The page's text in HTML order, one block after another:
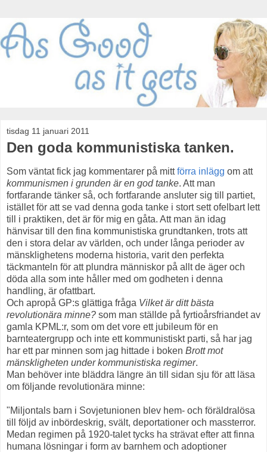
tisdag 11 januari 2011
Den goda kommunistiska tanken.
Som väntat fick jag kommentarer på mittförra inlägg om att
kommunismen i grunden är en god tanke. Att man
fortfarande tänker så, och fortfarande ansluter sig till partiet,
istället för att se vad denna goda tanke i stort sett ofelbart lett
till i praktiken, det är för mig en gåta. Att man än idag
hänvisar till den fina kommunistiska grundtanken, trots att
den i stora delar av världen, och under långa perioder av
mänsklighetens moderna historia, varit den perfekta
täckmanteln för att plundra människor på allt de äger och
döda alla som inte håller med om godheten i denna
handling, är ofattbart.
Och apropå GP:s glättiga fråga Vilket är ditt bästa
revolutionära minne? som man ställde på fyrtioårsfriandet av
gamla KPML:r, som om det vore ett jubileum för en
barnteatergrupp och inte ett kommunistiskt parti, så har jag
har ett par minnen som jag hittade i boken Brott mot
mänskligheten under kommunistiska regimer.
Man behöver inte bläddra längre än till sidan sju för att läsa
om följande revolutionära minne:
"Miljontals barn i Sovjetunionen blev hem- och föräldralösa
till följd av inbördeskrig, svält, deportationer och massterror.
Medan regimen på 1920-talet tycks ha strävat efter att finna
humana lösningar i form av barnhem och adoptioner